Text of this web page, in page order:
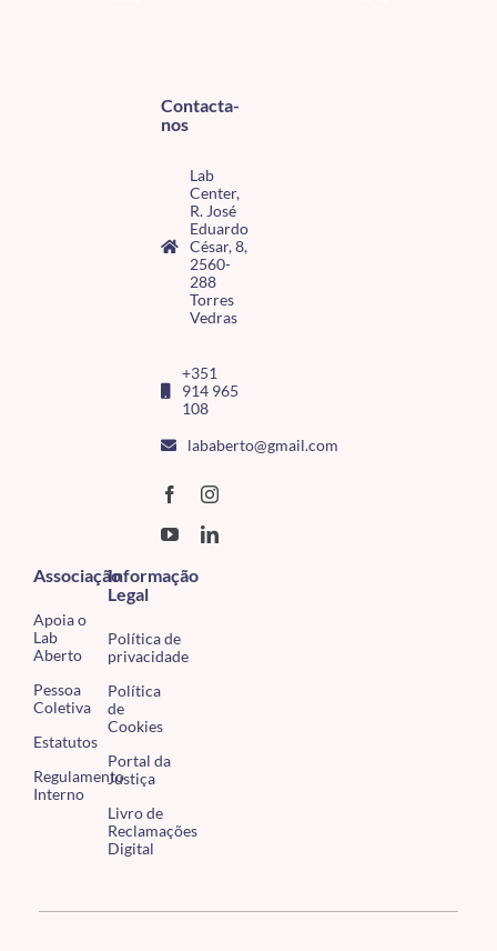
Contacta-
nos
Lab
Center,
R. José
Eduardo
César, 8,
2560-
288
Torres
Vedras
+351
914 965
108
lababerto@gmail.com
Associação
Apoia o
Lab
Aberto
Pessoa
Coletiva
Estatutos
Regulamento
Interno
Informação
Legal
Política de
privacidade
Política
de
Cookies
Portal da
Justiça
Livro de
Reclamações
Digital